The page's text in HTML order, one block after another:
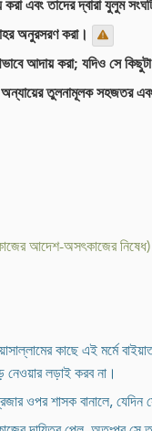
অনুরসরণ করা।
আদায় করা; যদিও সে
অন্যায়ের তুলনামূলক সহজতর
আদেশ-অসৎকাজের নিষেধ)
কাছে এই মর্মে
নেওয়ার লড়াই করব না।
ওপর শাসক বানালে, যেদিন